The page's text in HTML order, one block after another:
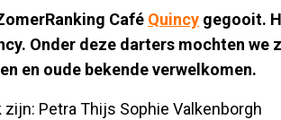
Café Quincy gegooit.
Onder deze darters mochten we
en oude bekende verwelkomen.
Petra Thijs Sophie Valkenborgh